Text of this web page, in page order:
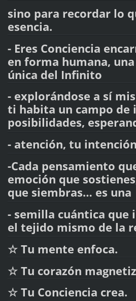
sino para recordar lo
esencia.
- Eres Conciencia
en forma humana,
única del Infinito
- explorándose a sí
ti habita un campo de
posibilidades,
- atención, tu
-Cada pensamiento
emoción que
que siembras… es una
- semilla cuántica que
el tejido mismo de la
☆ Tu mente enfoca.
☆ Tu corazón
☆ Tu Conciencia crea.